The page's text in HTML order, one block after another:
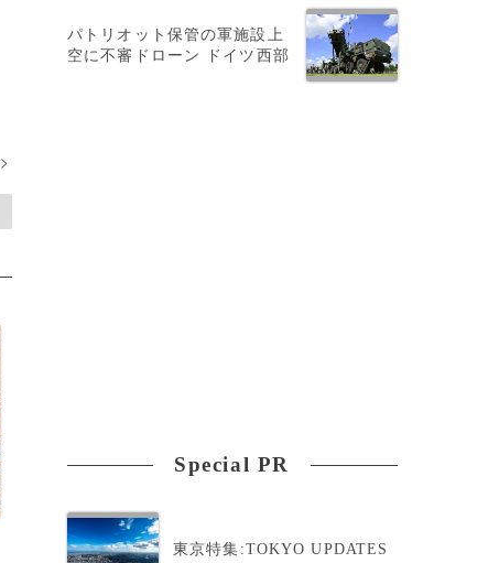
>
パトリオット保管の軍施設上
空に不審ドローン ドイツ西部
Special PR
東京特集:TOKYO UPDATES